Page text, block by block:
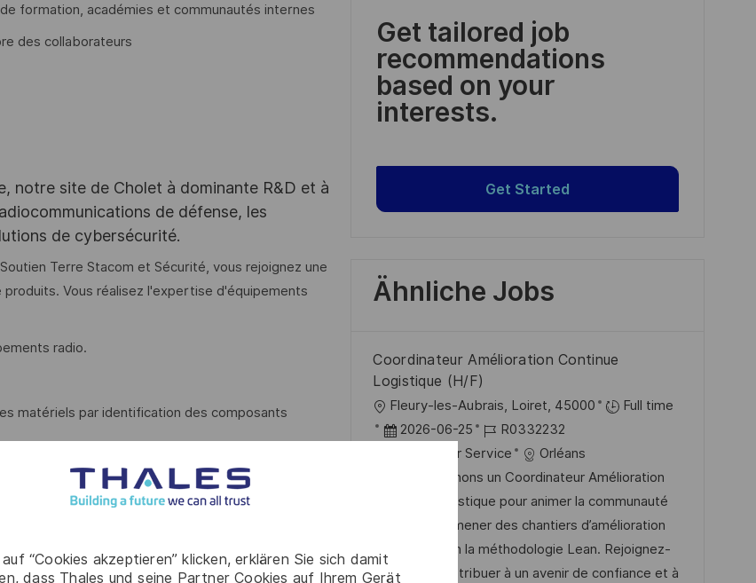
“Cookies akzeptieren” klicken, erklären Sie sich damit
dass Thales und seine Partner Cookies auf Ihrem Gerät
formation, académies et communautés internes
des collaborateurs
notre site de Cholet à dominante R&D et à
de défense, les
de cybersécurité.
Terre Stacom et Sécurité, vous rejoignez une
Vous réalisez l'expertise d'équipements
radio.
matériels par identification des composants
ensembles ou libératoires ;
activement aux AIC (Animations à
Get tailored job
recommendations
based on your
interests.
Get Started
Ähnliche Jobs
Coordinateur Amélioration Continue
Logistique (H/F)
O
r
Fleury-les-Aubrais, Loiret, 45000
Full time
D
e
2026-06-25
J
o
b
-
I
D
R0332232
o
Customer Service
Orléans
Nous recherchons un Coordinateur Amélioration
Continue Logistique pour animer la communauté
logistique et mener des chantiers d’amélioration
continue selon la méthodologie Lean. Rejoignez-
nous pour contribuer à un avenir de confiance et à